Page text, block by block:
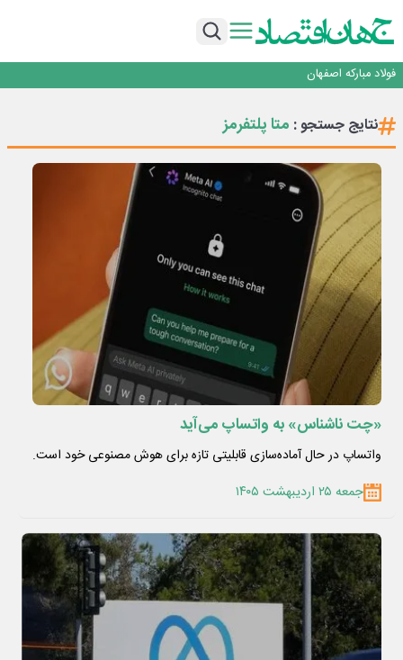
تداوم صعود مس در بازارهای جهانی؛ قیمت فلز سرخ از ۱۴هزار دلار در هر تن عبور کرد
فولاد مبارکه اصفهان
تجدیدپذیر با حضور استاندار اصفهان
گفتگو با کاوه معلمی، مدیر حسابداری مدیریت فولادسنگان
تداوم صعود مس در بازارهای جهانی؛ قیمت فلز سرخ از ۱۴هزار دلار در هر تن عبور کرد
نتایج جستجو : متا پلتفرمز
«چت ناشناس» به واتساپ می‌آید
واتساپ در حال آماده‌سازی قابلیتی تازه برای هوش مصنوعی خود است.
جمعه ۲۵ اردیبهشت ۱۴۰۵